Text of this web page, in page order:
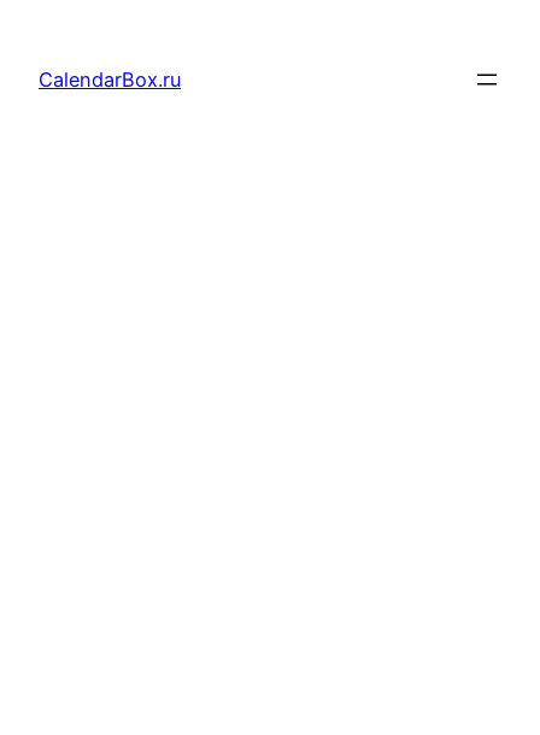
содержимому
CalendarBox.ru